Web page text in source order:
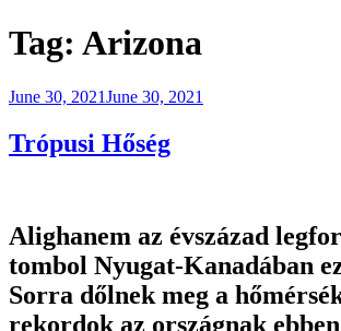
Tag: Arizona
Posted
June 30, 2021June 30, 2021
Trópusi Hőség
Alighanem az évszázad
tombol Nyugat-Kanadában
Sorra dőlnek meg a
rekordok az országnak